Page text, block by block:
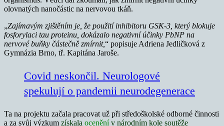
olovnatých nanočástic na nervovou tkáň.
„Zajímavým zjištěním je, že použití inhibitoru GSK-3, který blokuje
fosforylaci tau proteinu, dokázalo negativní účinky PbNP na
nervové buňky částečně zmírnit,“ popisuje Adriena Jedličková z
Gymnázia Brno, tř. Kapitána Jaroše.
Covid neskončil. Neurologové
spekulují o pandemii neurodegenerace
Ta na projektu začala pracovat už při středoškolské odborné činnosti
a za svůj výzkum získala ocenění v národním kole soutěže